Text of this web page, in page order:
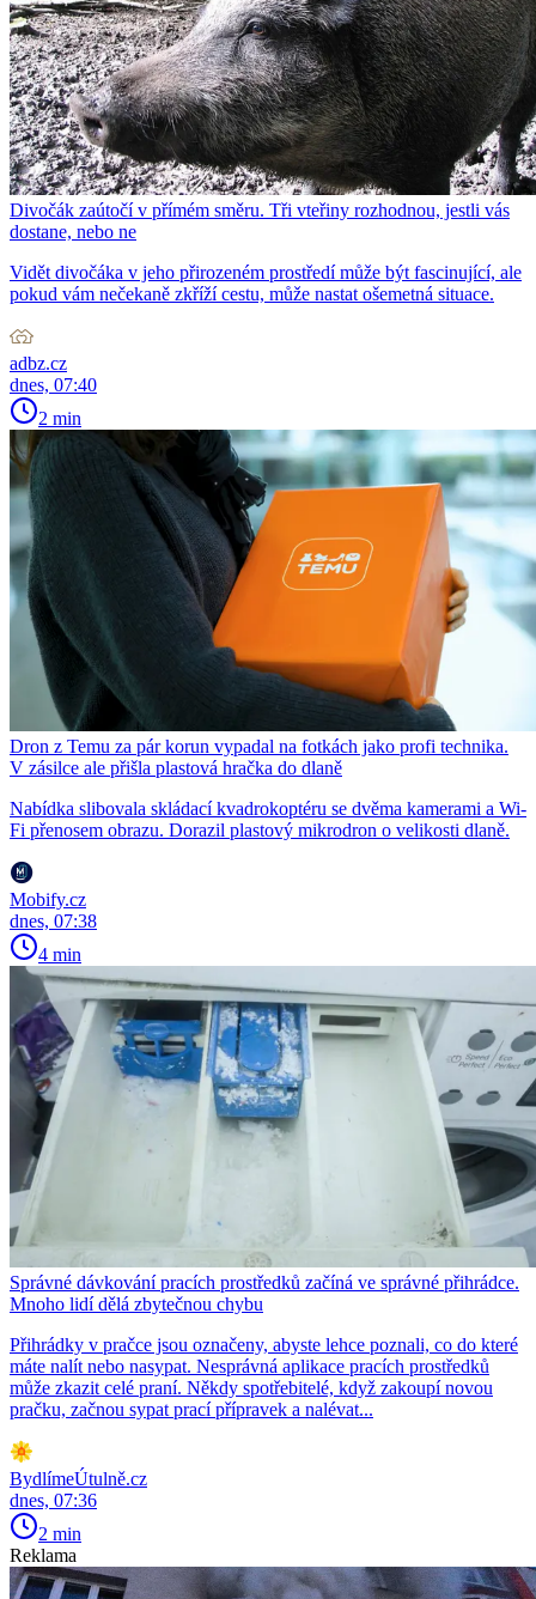
Divočák zaútočí v přímém směru. Tři vteřiny rozhodnou, jestli vás
dostane, nebo ne
Vidět divočáka v jeho přirozeném prostředí může být fascinující, ale
pokud vám nečekaně zkříží cestu, může nastat ošemetná situace.
adbz.cz
dnes, 07:40
2 min
Dron z Temu za pár korun vypadal na fotkách jako profi technika.
V zásilce ale přišla plastová hračka do dlaně
Nabídka slibovala skládací kvadrokoptéru se dvěma kamerami a Wi-
Fi přenosem obrazu. Dorazil plastový mikrodron o velikosti dlaně.
Mobify.cz
dnes, 07:38
4 min
Správné dávkování pracích prostředků začíná ve správné přihrádce.
Mnoho lidí dělá zbytečnou chybu
Přihrádky v pračce jsou označeny, abyste lehce poznali, co do které
máte nalít nebo nasypat. Nesprávná aplikace pracích prostředků
může zkazit celé praní. Někdy spotřebitelé, když zakoupí novou
pračku, začnou sypat prací přípravek a nalévat...
BydlímeÚtulně.cz
dnes, 07:36
2 min
Reklama